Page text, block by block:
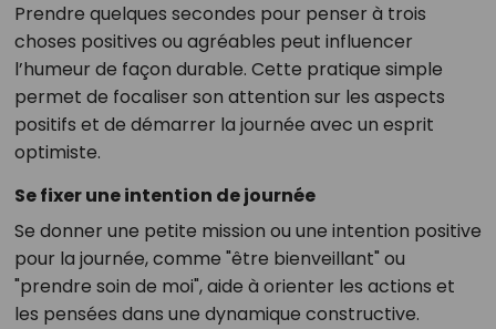
Prendre quelques secondes pour penser à trois
choses positives ou agréables peut influencer
l’humeur de façon durable. Cette pratique simple
permet de focaliser son attention sur les aspects
positifs et de démarrer la journée avec un esprit
optimiste.
Se fixer une intention de journée
Se donner une petite mission ou une intention positive
pour la journée, comme "être bienveillant" ou
"prendre soin de moi", aide à orienter les actions et
les pensées dans une dynamique constructive.